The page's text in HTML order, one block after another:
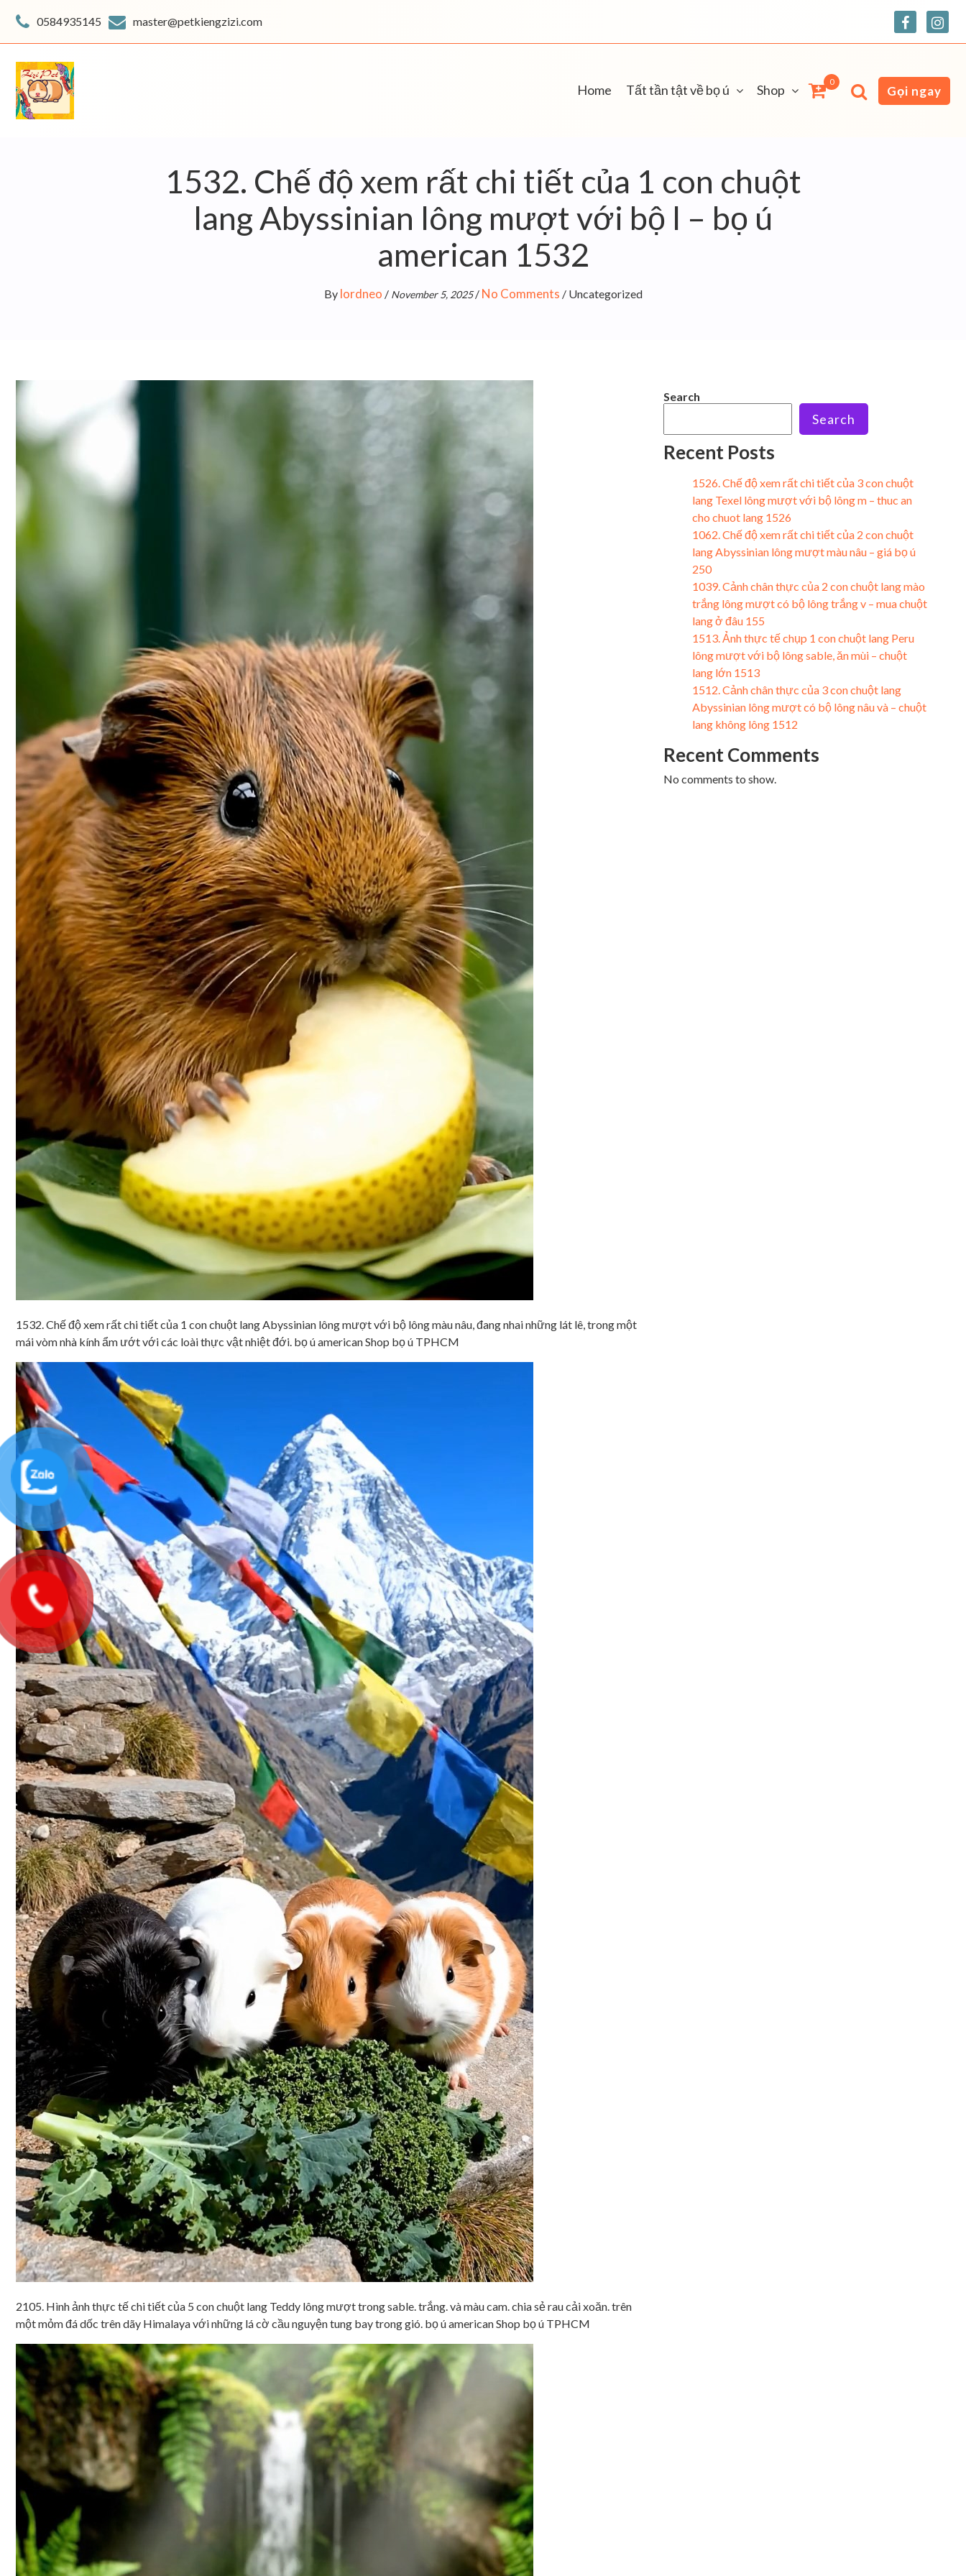
content
0584935145 master@petkiengzizi.com
Home Tất tần tật về bọ ú Shop
0
Gọi ngay
1532. Chế độ xem rất chi tiết của 1 con chuột
lang Abyssinian lông mượt với bộ l – bọ ú
american 1532
By lordneo / November 5, 2025/ No Comments / Uncategorized
1532. Chế độ xem rất chi tiết của 1 con chuột lang Abyssinian lông mượt với bộ lông màu nâu, đang nhai những lát lê, trong một
mái vòm nhà kính ẩm ướt với các loài thực vật nhiệt đới. bọ ú american Shop bọ ú TPHCM
2105. Hình ảnh thực tế chi tiết của 5 con chuột lang Teddy lông mượt trong sable. trắng. và màu cam. chia sẻ rau cải xoăn. trên
một mỏm đá dốc trên dãy Himalaya với những lá cờ cầu nguyện tung bay trong gió. bọ ú american Shop bọ ú TPHCM
Search
Search
Recent Posts
1526. Chế độ xem rất chi tiết của 3 con chuột
lang Texel lông mượt với bộ lông m – thuc an
cho chuot lang 1526
1062. Chế độ xem rất chi tiết của 2 con chuột
lang Abyssinian lông mượt màu nâu – giá bọ ú
250
1039. Cảnh chân thực của 2 con chuột lang mào
trắng lông mượt có bộ lông trắng v – mua chuột
lang ở đâu 155
1513. Ảnh thực tế chụp 1 con chuột lang Peru
lông mượt với bộ lông sable, ăn mùi – chuột
lang lớn 1513
1512. Cảnh chân thực của 3 con chuột lang
Abyssinian lông mượt có bộ lông nâu và – chuột
lang không lông 1512
Recent Comments
No comments to show.